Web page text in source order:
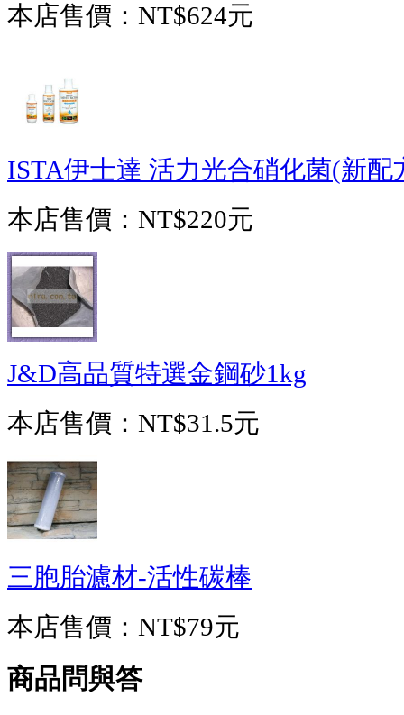
本店售價： NT$624元
ISTA伊士達 活力光合硝化菌(新配
本店售價： NT$220元
J&D高品質特選金鋼砂1kg
本店售價： NT$31.5元
三胞胎濾材-活性碳棒
本店售價： NT$79元
商品問與答